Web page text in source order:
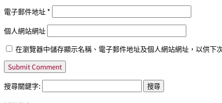
電子郵件地址 *
個人網站網址
在瀏覽器中儲存顯示名稱、電子郵件地址及個人網站網址，以供下
搜尋關鍵字: